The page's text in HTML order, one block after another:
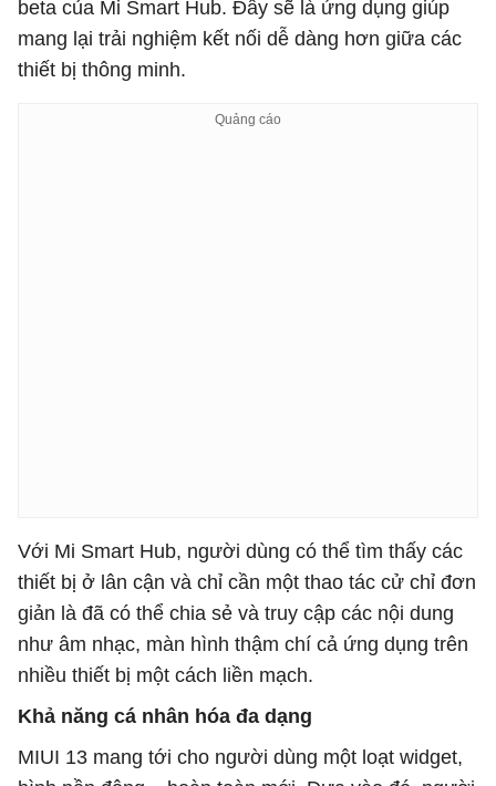
beta của Mi Smart Hub. Đây sẽ là ứng dụng giúp
mang lại trải nghiệm kết nối dễ dàng hơn giữa các
thiết bị thông minh.
Với Mi Smart Hub, người dùng có thể tìm thấy các
thiết bị ở lân cận và chỉ cần một thao tác cử chỉ đơn
giản là đã có thể chia sẻ và truy cập các nội dung
như âm nhạc, màn hình thậm chí cả ứng dụng trên
nhiều thiết bị một cách liền mạch.
Khả năng cá nhân hóa đa dạng
MIUI 13 mang tới cho người dùng một loạt widget,